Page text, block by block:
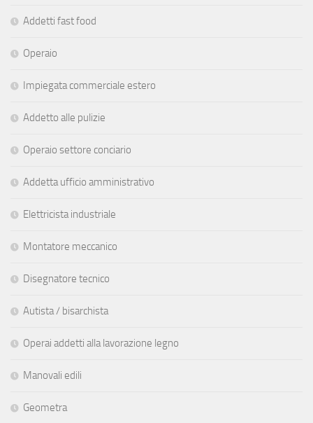
Addetti fast food
Operaio
Impiegata commerciale estero
Addetto alle pulizie
Operaio settore conciario
Addetta ufficio amministrativo
Elettricista industriale
Montatore meccanico
Disegnatore tecnico
Autista / bisarchista
Operai addetti alla lavorazione legno
Manovali edili
Geometra